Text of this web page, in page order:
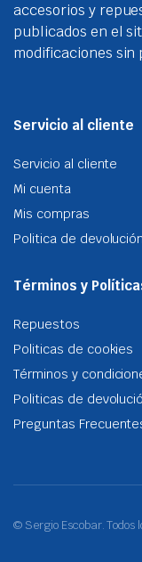
accesorios y
publicados en el
modificaciones sin
Servicio al cliente
Servicio al cliente
Mi cuenta
Mis compras
Politica de devolución
Términos y
Repuestos
Politicas de cookies
Términos y
Politicas de
Preguntas
© Sergio Escobar. Todos